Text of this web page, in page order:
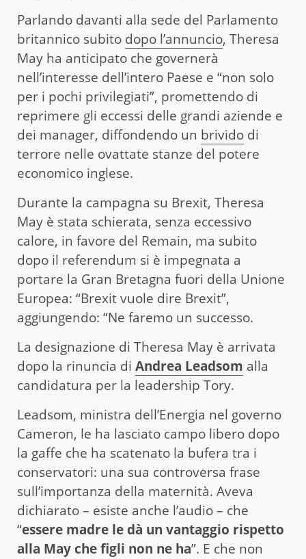
Parlando davanti alla sede del Parlamento
britannico subito dopo l’annuncio, Theresa
May ha anticipato che governerà
nell’interesse dell’intero Paese e “non solo
per i pochi privilegiati”, promettendo di
reprimere gli eccessi delle grandi aziende e
dei manager, diffondendo un brivido di
terrore nelle ovattate stanze del potere
economico inglese.
Durante la campagna su Brexit, Theresa
May è stata schierata, senza eccessivo
calore, in favore del Remain, ma subito
dopo il referendum si è impegnata a
portare la Gran Bretagna fuori della Unione
Europea: “Brexit vuole dire Brexit”,
aggiungendo: “Ne faremo un successo.
La designazione di Theresa May è arrivata
dopo la rinuncia di Andrea Leadsom alla
candidatura per la leadership Tory.
Leadsom, ministra dell’Energia nel governo
Cameron, le ha lasciato campo libero dopo
la gaffe che ha scatenato la bufera tra i
conservatori: una sua controversa frase
sull’importanza della maternità. Aveva
dichiarato – esiste anche l’audio – che
“essere madre le dà un vantaggio rispetto
alla May che figli non ne ha”. E che non